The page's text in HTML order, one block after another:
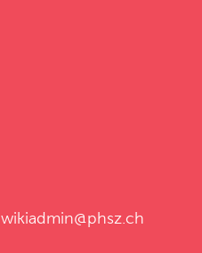
wikiadmin@phsz.ch